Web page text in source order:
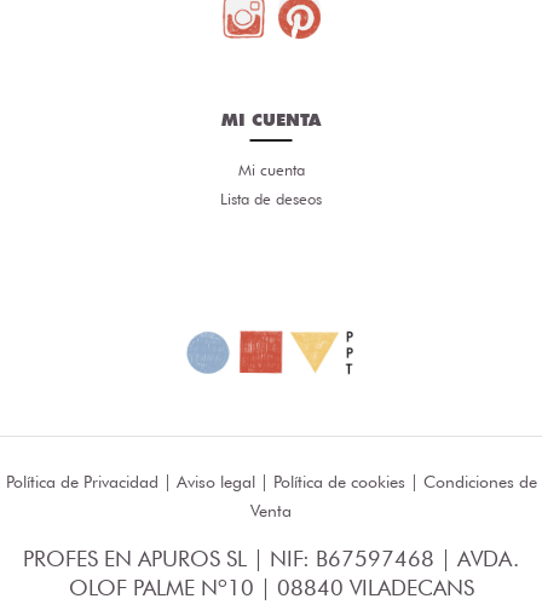
MI CUENTA
Mi cuenta
Lista de deseos
Política de Privacidad | Aviso legal| Política de cookies | Condiciones de
Venta
PROFES EN APUROS SL | NIF: B67597468 | AVDA.
OLOF PALME Nº10 | 08840 VILADECANS